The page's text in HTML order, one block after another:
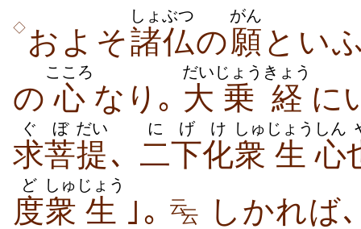
◇ およそ諸仏
しょぶつ
の願
がん
とい
の 心
こころ
なり｡ 大
だい
乗
じょう
経
きょう
に
求
ぐ
菩
ぼ
提
だい
､ 二
に
下化
げけ
衆
しゅ
生
じょう
心
しん
度
ど
衆
しゅ
生
じょう
｣｡ 云云
しかれば